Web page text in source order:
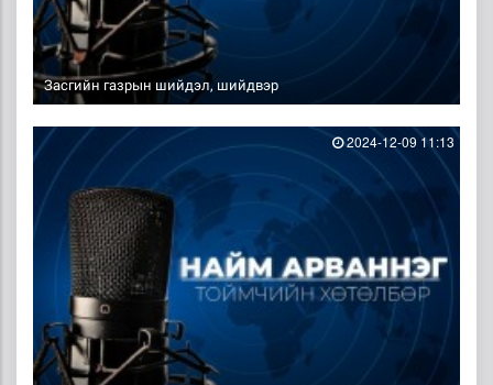
Засгийн газрын шийдэл, шийдвэр
2024-12-09 11:13